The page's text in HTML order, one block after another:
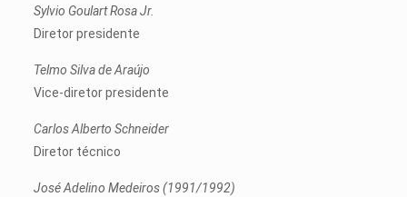
Sylvio Goulart Rosa Jr.
Diretor presidente
Telmo Silva de Araújo
Vice-diretor presidente
Carlos Alberto Schneider
Diretor técnico
José Adelino Medeiros (1991/1992)